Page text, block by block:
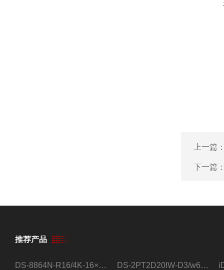
上一篇
下一篇
推荐产品
DS-8864N-R16/4K-16×4T/希捷16盘位录像机 DS-2PT2D20IW-D3/w64路高清硬盘录像机